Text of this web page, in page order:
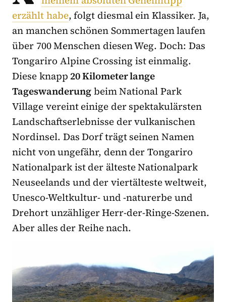
erzählt habe, folgt diesmal ein Klassiker. Ja,
an manchen schönen Sommertagen laufen
über 700 Menschen diesen Weg. Doch: Das
Tongariro Alpine Crossing ist einmalig.
Diese knapp 20 Kilometer lange
Tageswanderungbeim National Park
Village vereint einige der spektakulärsten
Landschaftserlebnisse der vulkanischen
Nordinsel. Das Dorf trägt seinen Namen
nicht von ungefähr, denn der Tongariro
Nationalpark ist der älteste Nationalpark
Neuseelands und der viertälteste weltweit,
Unesco-Weltkultur- und -naturerbe und
Drehort unzähliger Herr-der-Ringe-Szenen.
Aber alles der Reihe nach.